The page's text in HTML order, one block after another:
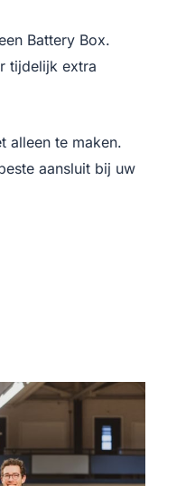
Battery Box.
tijdelijk extra
alleen te maken.
aansluit bij uw